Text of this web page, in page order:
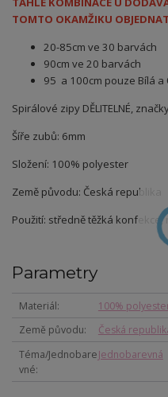
TOMTO OKAMŽIKU
20-85cm ve 30 barvách
90cm ve 20 barvách
95 a 100cm pouze Bílá a
Spirálové zipy DĚLITELNÉ,
Šíře zubů: 6mm
Složení: 100% polyester
Země původu: Česká republika
Použití: středně těžká
Parametry
Materiál
100%
Země původu
Česká
Téma/Jednobare
vné
Jednobarevná